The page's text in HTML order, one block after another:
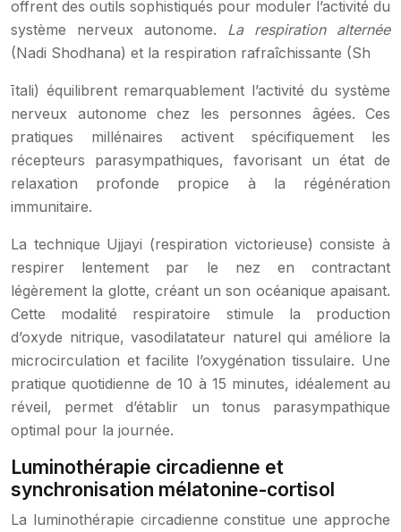
offrent des outils sophistiqués pour moduler l’activité du
système nerveux autonome. La respiration alternée
(Nadi Shodhana) et la respiration rafraîchissante (Sh
ītali) équilibrent remarquablement l’activité du système
nerveux autonome chez les personnes âgées. Ces
pratiques millénaires activent spécifiquement les
récepteurs parasympathiques, favorisant un état de
relaxation profonde propice à la régénération
immunitaire.
La technique Ujjayi (respiration victorieuse) consiste à
respirer lentement par le nez en contractant
légèrement la glotte, créant un son océanique apaisant.
Cette modalité respiratoire stimule la production
d’oxyde nitrique, vasodilatateur naturel qui améliore la
microcirculation et facilite l’oxygénation tissulaire. Une
pratique quotidienne de 10 à 15 minutes, idéalement au
réveil, permet d’établir un tonus parasympathique
optimal pour la journée.
Luminothérapie circadienne et
synchronisation mélatonine-cortisol
La luminothérapie circadienne constitue une approche